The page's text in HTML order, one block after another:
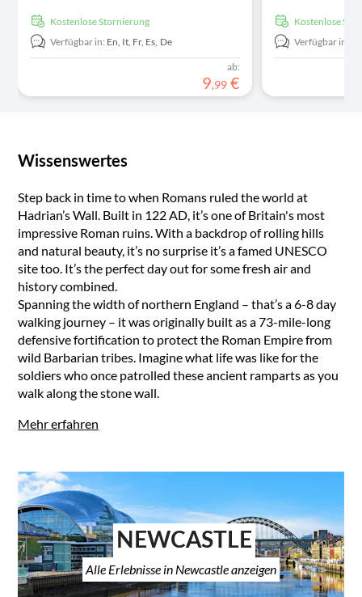
kostenlose Stornierung
Verfügbar in: En, It, Fr, Es, De
ab:
9,99 €
kostenlose
Verfügbar in:
Wissenswertes
Step back in time to when Romans ruled the world at
Hadrian’s Wall. Built in 122 AD, it’s one of Britain's most
impressive Roman ruins. With a backdrop of rolling hills
and natural beauty, it’s no surprise it’s a famed UNESCO
site too. It’s the perfect day out for some fresh air and
history combined.
Spanning the width of northern England – that’s a 6-8 day
walking journey – it was originally built as a 73-mile-long
defensive fortification to protect the Roman Empire from
wild Barbarian tribes. Imagine what life was like for the
soldiers who once patrolled these ancient ramparts as you
walk along the stone wall.
Mehr erfahren
NEWCASTLE
Alle Erlebnisse in Newcastle anzeigen